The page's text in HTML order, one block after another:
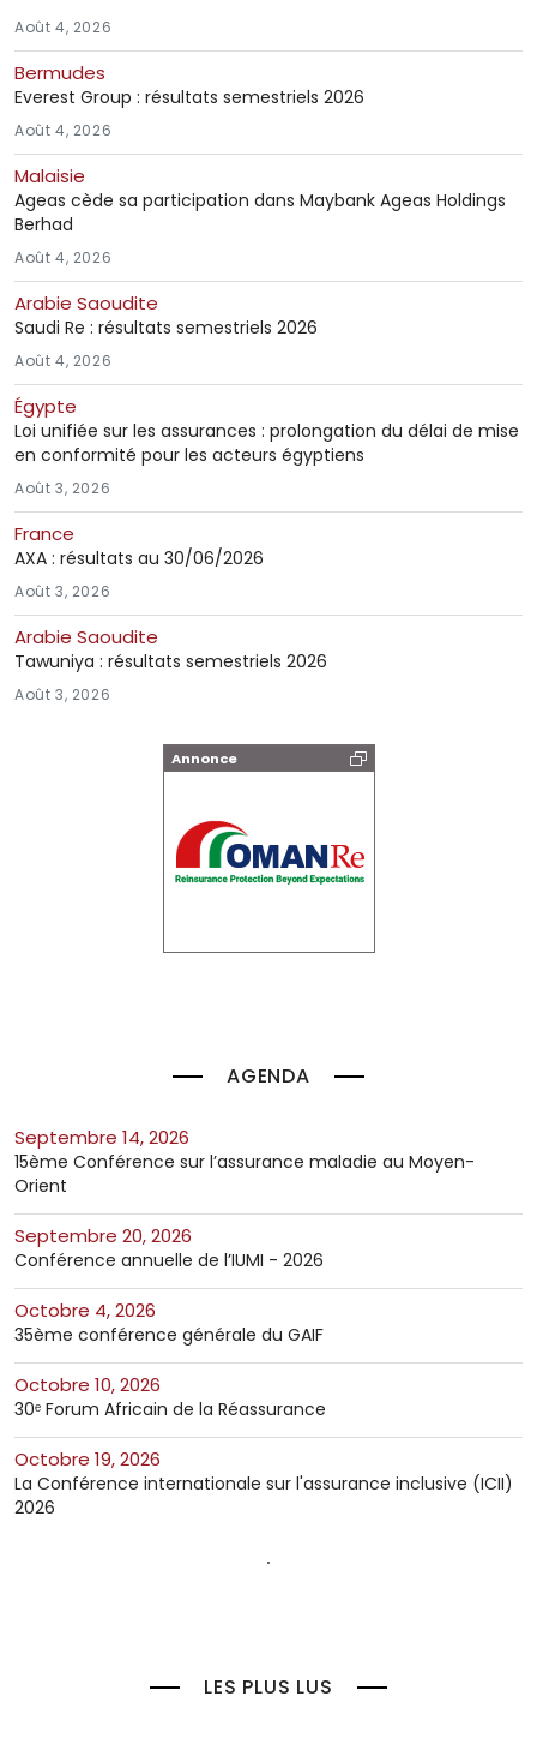
Annonce
AGENDA
septembre 14, 2026
15ème Conférence sur l’assurance maladie au Moyen-
Orient
septembre 20, 2026
Conférence annuelle de l’IUMI - 2026
octobre 4, 2026
35ème conférence générale du GAIF
octobre 10, 2026
30ᵉ Forum Africain de la Réassurance
octobre 19, 2026
La Conférence internationale sur l'assurance inclusive (ICII)
2026
LES PLUS LUS
Août 4, 2026
Bermudes
Everest Group : résultats semestriels 2026
Août 4, 2026
Malaisie
Ageas cède sa participation dans Maybank Ageas Holdings
Berhad
Août 4, 2026
Arabie Saoudite
Saudi Re : résultats semestriels 2026
Août 4, 2026
Égypte
Loi unifiée sur les assurances : prolongation du délai de mise
en conformité pour les acteurs égyptiens
Août 3, 2026
France
AXA : résultats au 30/06/2026
Août 3, 2026
Arabie Saoudite
Tawuniya : résultats semestriels 2026
Août 3, 2026